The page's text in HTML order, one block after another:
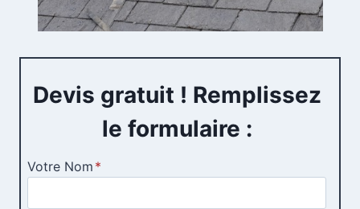
Devis gratuit ! Remplissez
le formulaire :
Votre Nom *